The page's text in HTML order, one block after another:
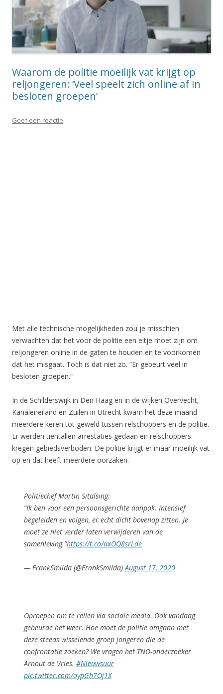
Waarom de politie moeilijk vat krijgt op
reljongeren: ‘Veel speelt zich online af in
besloten groepen’
Geef een reactie
Met alle technische mogelijkheden zou je misschien
verwachten dat het voor de politie een eitje moet zijn om
reljongeren online in de gaten te houden en te voorkomen
dat het misgaat. Toch is dat niet zo. “Er gebeurt veel in
besloten groepen.”
In de Schilderswijk in Den Haag en in de wijken Overvecht,
Kanaleneiland en Zuilen in Utrecht kwam het deze maand
meerdere keren tot geweld tussen relschoppers en de politie.
Er werden tientallen arrestaties gedaan en relschoppers
kregen gebiedsverboden. De politie krijgt er maar moeilijk vat
op en dat heeft meerdere oorzaken.
Politiechef Martin Sitalsing:
“Ik ben voor een persoonsgerichte aanpak. Intensief
begeleiden en volgen, er echt dicht bovenop zitten. Je
moet ze niet verder laten verwijderen van de
samenleving.”https://t.co/axOQ8srLde
— FrankSmilda (@FrankSmilda)August 17, 2020
Oproepen om te rellen via sociale media. Ook vandaag
gebeurde het weer. Hoe moet de politie omgaan met
deze steeds wisselende groep jongeren die de
confrontatie zoeken? We vragen het TNO-onderzoeker
Arnout de Vries. #Nieuwsuur
pic.twitter.com/oypGh7Oj1X